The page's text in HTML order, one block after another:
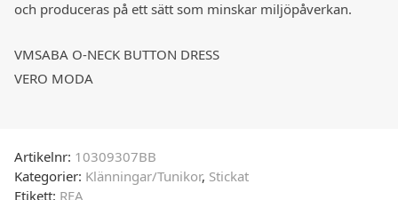
och produceras på ett sätt som minskar miljöpåverkan.
VMSABA O-NECK BUTTON DRESS
VERO MODA
Artikelnr: 10309307BB
Kategorier: Klänningar/Tunikor, Stickat
Etikett: REA